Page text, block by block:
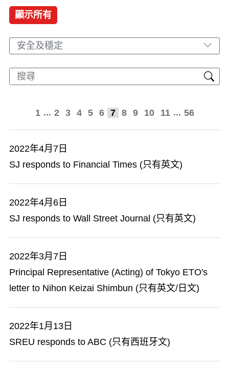
顯示所有
安全及穩定
1 ... 2 3 4 5 6 7 8 9 10 11 ... 56
2022年4月7日
SJ responds to Financial Times (只有英文)
2022年4月6日
SJ responds to Wall Street Journal (只有英文)
2022年3月7日
Principal Representative (Acting) of Tokyo ETO's
letter to Nihon Keizai Shimbun (只有英文/日文)
2022年1月13日
SREU responds to ABC (只有西班牙文)